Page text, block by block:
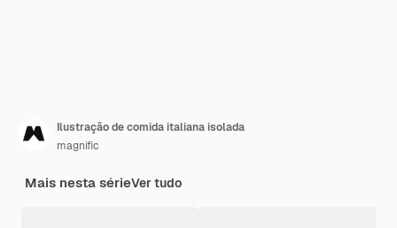
Ilustração de comida italiana isolada
magnific
Mais nesta sérieVer tudo